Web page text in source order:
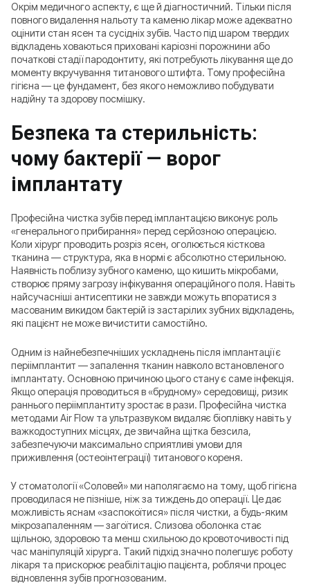
Окрім медичного аспекту, є ще й діагностичний. Тільки після
повного видалення нальоту та каменю лікар може адекватно
оцінити стан ясен та сусідніх зубів. Часто під шаром твердих
відкладень ховаються приховані каріозні порожнини або
початкові стадії пародонтиту, які потребують лікування ще до
моменту вкручування титанового штифта. Тому професійна
гігієна — це фундамент, без якого неможливо побудувати
надійну та здорову посмішку.
Безпека та стерильність:
чому бактерії — ворог
імплантату
Професійна чистка зубів перед імплантацією виконує роль
«генерального прибирання» перед серйозною операцією.
Коли хірург проводить розріз ясен, оголюється кісткова
тканина — структура, яка в нормі є абсолютно стерильною.
Наявність поблизу зубного каменю, що кишить мікробами,
створює пряму загрозу інфікування операційного поля. Навіть
найсучасніші антисептики не завжди можуть впоратися з
масованим викидом бактерій із застарілих зубних відкладень,
які пацієнт не може вичистити самостійно.
Одним із найнебезпечніших ускладнень після імплантації є
періімплантит — запалення тканин навколо встановленого
імплантату. Основною причиною цього стану є саме інфекція.
Якщо операція проводиться в «брудному» середовищі, ризик
раннього періімплантиту зростає в рази. Професійна чистка
методами Air Flow та ультразвуком видаляє біоплівку навіть у
важкодоступних місцях, де звичайна щітка безсила,
забезпечуючи максимально сприятливі умови для
приживлення (остеоінтеграції) титанового кореня.
У стоматології «Соловей» ми наполягаємо на тому, щоб гігієна
проводилася не пізніше, ніж за тиждень до операції. Це дає
можливість яснам «заспокоїтися» після чистки, а будь-яким
мікрозапаленням — загоїтися. Слизова оболонка стає
щільною, здоровою та менш схильною до кровоточивості під
час маніпуляцій хірурга. Такий підхід значно полегшує роботу
лікаря та прискорює реабілітацію пацієнта, роблячи процес
відновлення зубів прогнозованим.